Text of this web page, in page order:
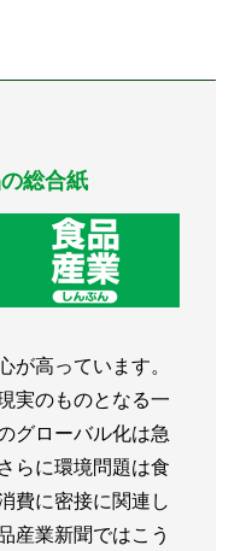
総合紙
高っています。
実のものとなる一
グローバル化は急
らに環境問題は食
費に密接に関連し
産業新聞ではこう